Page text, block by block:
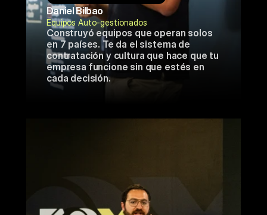
Daniel Bilbao
Construyó equipos que operan solos
en 7 países. Te da el sistema de
contratación y cultura que hace que tu
empresa funcione sin que estés en
cada decisión.
Equipos Auto-gestionados